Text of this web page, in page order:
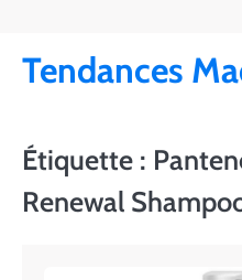
content
Tendances
Étiquette :
Renewal